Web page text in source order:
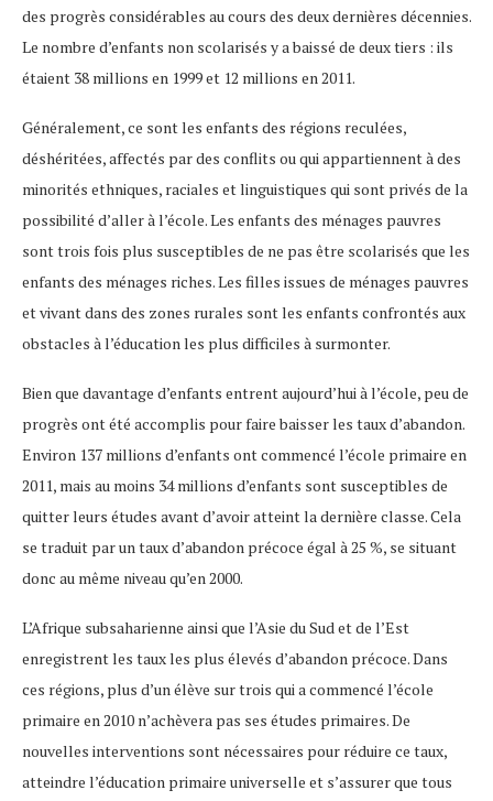
des progrès considérables au cours des deux dernières décennies.
Le nombre d’enfants non scolarisés y a baissé de deux tiers : ils
étaient 38 millions en 1999 et 12 millions en 2011.
Généralement, ce sont les enfants des régions reculées,
déshéritées, affectés par des conflits ou qui appartiennent à des
minorités ethniques, raciales et linguistiques qui sont privés de la
possibilité d’aller à l’école. Les enfants des ménages pauvres
sont trois fois plus susceptibles de ne pas être scolarisés que les
enfants des ménages riches. Les filles issues de ménages pauvres
et vivant dans des zones rurales sont les enfants confrontés aux
obstacles à l’éducation les plus difficiles à surmonter.
Bien que davantage d’enfants entrent aujourd’hui à l’école, peu de
progrès ont été accomplis pour faire baisser les taux d’abandon.
Environ 137 millions d’enfants ont commencé l’école primaire en
2011, mais au moins 34 millions d’enfants sont susceptibles de
quitter leurs études avant d’avoir atteint la dernière classe. Cela
se traduit par un taux d’abandon précoce égal à 25 %, se situant
donc au même niveau qu’en 2000.
L’Afrique subsaharienne ainsi que l’Asie du Sud et de l’Est
enregistrent les taux les plus élevés d’abandon précoce. Dans
ces régions, plus d’un élève sur trois qui a commencé l’école
primaire en 2010 n’achèvera pas ses études primaires. De
nouvelles interventions sont nécessaires pour réduire ce taux,
atteindre l’éducation primaire universelle et s’assurer que tous